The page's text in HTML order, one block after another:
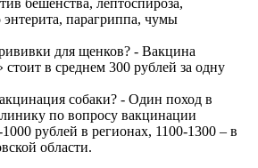
энтерита, парагриппа, чумы
для щенков? - Вакцина
стоит в среднем 300 рублей за одну
собаки? - Один поход в
по вопросу вакцинации
рублей в регионах, 1100-1300 – в
области.